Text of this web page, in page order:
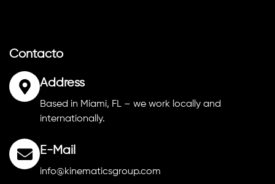
Contacto
Address
Based in Miami, FL – we work locally and
internationally.
E-Mail
info@kinematicsgroup.com